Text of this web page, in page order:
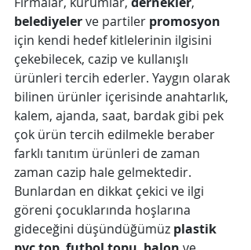
belediyeler ve partiler promosyon
için kendi hedef kitlelerinin ilgisini
çekebilecek, cazip ve kullanışlı
ürünleri tercih ederler. Yaygın olarak
bilinen ürünler içerisinde anahtarlık,
kalem, ajanda, saat, bardak gibi pek
çok ürün tercih edilmekle beraber
farklı tanıtım ürünleri de zaman
zaman cazip hale gelmektedir.
Bunlardan en dikkat çekici ve ilgi
göreni çocuklarında hoşlarına
gideceğini düşündüğümüz plastik